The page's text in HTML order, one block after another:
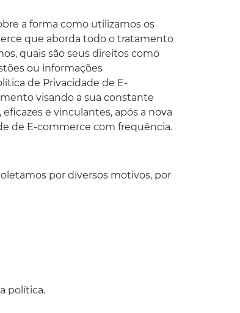
a forma como utilizamos os
que aborda todo o tratamento
quais são seus direitos como
ou informações
de Privacidade de E-
visando a sua constante
e vinculantes, após a nova
de E-commerce com frequência.
por diversos motivos, por
política.